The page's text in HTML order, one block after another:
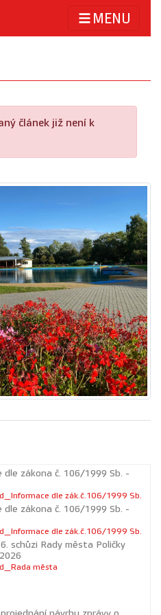
MENU
článek již není k
zákona č. 106/1999 Sb. -
dle zák.č.106/1999 Sb.
zákona č. 106/1999 Sb. -
dle zák.č.106/1999 Sb.
schůzi Rady města Poličky
města